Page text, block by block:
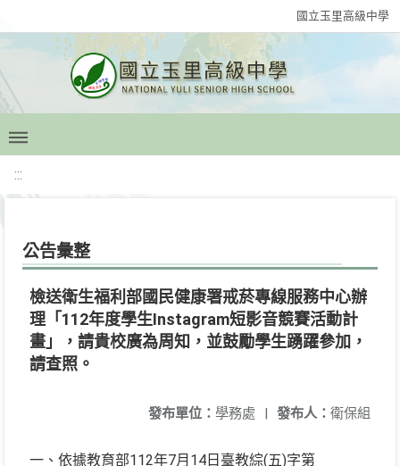
國立玉里高級中學
:::
公告彙整
檢送衛生福利部國民健康署戒菸專線服務中心辦
理「112年度學生Instagram短影音競賽活動計
畫」，請貴校廣為周知，並鼓勵學生踴躍參加，
請查照。
發布人： 衛保組
發布單位： 學務處 |
一、依據教育部112年7月14日臺教綜(五)字第